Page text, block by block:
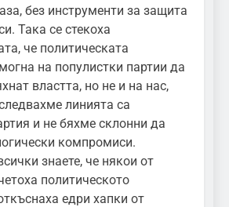
без инструменти за защита
Така се стекоха
че политическата
на популистки партии да
властта, но не и на нас,
линията са
и не бяхме склонни да
компромиси.
знаете, че някои от
политическото
едри хапки от